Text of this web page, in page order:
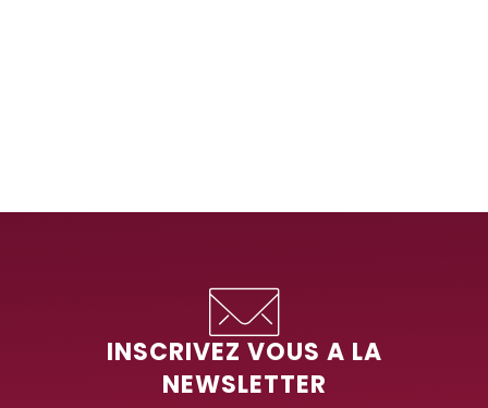
INSCRIVEZ VOUS A LA
NEWSLETTER